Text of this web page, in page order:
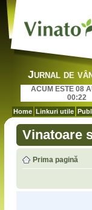
Jurnal de
ACUM ESTE 08
00:22
Home Linkuri utile
Vinatoare
Prima pagină